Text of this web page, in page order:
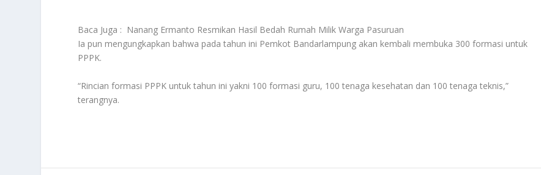
Baca Juga : Nanang Ermanto Resmikan Hasil Bedah Rumah Milik Warga Pasuruan
Ia pun mengungkapkan bahwa pada tahun ini Pemkot Bandarlampung akan kembali membuka 300 formasi untuk
PPPK.
“Rincian formasi PPPK untuk tahun ini yakni 100 formasi guru, 100 tenaga kesehatan dan 100 tenaga teknis,”
terangnya.